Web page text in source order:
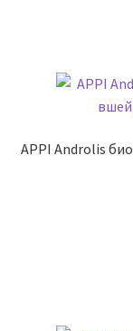
APPI Androlis